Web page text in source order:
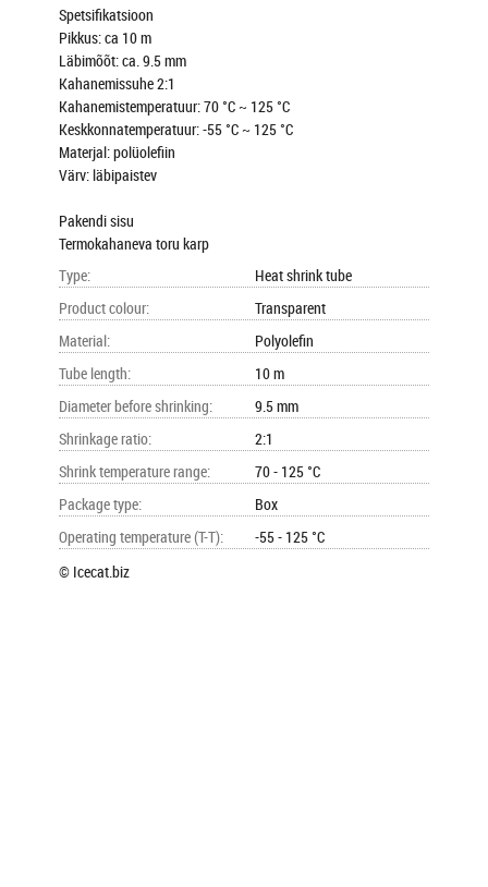
Spetsifikatsioon
Pikkus: ca 10 m
Läbimõõt: ca. 9.5 mm
Kahanemissuhe 2:1
Kahanemistemperatuur: 70 °C ~ 125 °C
Keskkonnatemperatuur: -55 °C ~ 125 °C
Materjal: polüolefiin
Värv: läbipaistev
Pakendi sisu
Termokahaneva toru karp
Type:
Heat shrink tube
Product colour:
Transparent
Material:
Polyolefin
Tube length:
10 m
Diameter before shrinking:
9.5 mm
Shrinkage ratio:
2:1
Shrink temperature range:
70 - 125 °C
Package type:
Box
Operating temperature (T-T):
-55 - 125 °C
© Icecat.biz